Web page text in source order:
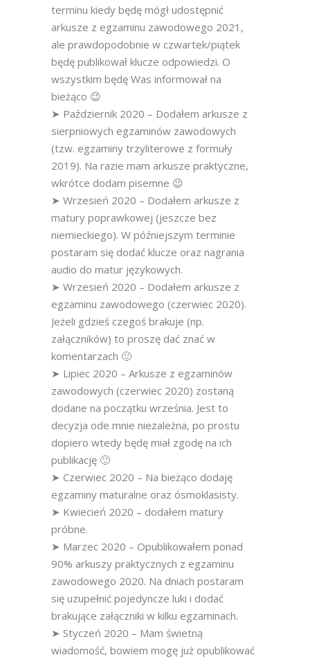
terminu kiedy będę mógł udostępnić
arkusze z egzaminu zawodowego 2021,
ale prawdopodobnie w czwartek/piątek
będę publikował klucze odpowiedzi. O
wszystkim będę Was informował na
bieżąco 😉
➤ Październik 2020 – Dodałem arkusze z
sierpniowych egzaminów zawodowych
(tzw. egzaminy trzyliterowe z formuły
2019). Na razie mam arkusze praktyczne,
wkrótce dodam pisemne 😉
➤ Wrzesień 2020 – Dodałem arkusze z
matury poprawkowej (jeszcze bez
niemieckiego). W późniejszym terminie
postaram się dodać klucze oraz nagrania
audio do matur językowych.
➤ Wrzesień 2020 – Dodałem arkusze z
egzaminu zawodowego (czerwiec 2020).
Jeżeli gdzieś czegoś brakuje (np.
załączników) to proszę dać znać w
komentarzach 🙂
➤ Lipiec 2020 – Arkusze z egzaminów
zawodowych (czerwiec 2020) zostaną
dodane na początku września. Jest to
decyzja ode mnie niezależna, po prostu
dopiero wtedy będę miał zgodę na ich
publikację 🙂
➤ Czerwiec 2020 – Na bieżąco dodaję
egzaminy maturalne oraz ósmoklasisty.
➤ Kwiecień 2020 – dodałem matury
próbne.
➤ Marzec 2020 – Opublikowałem ponad
90% arkuszy praktycznych z egzaminu
zawodowego 2020. Na dniach postaram
się uzupełnić pojedyncze luki i dodać
brakujące załączniki w kilku egzaminach.
➤ Styczeń 2020 – Mam świetną
wiadomość, bowiem mogę już opublikować